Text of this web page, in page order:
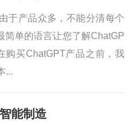
于产品众多，不能分清每个
简单的语言让您了解ChatGP
购买ChatGPT产品之前，我
...
能制造